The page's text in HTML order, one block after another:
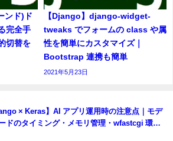
ンド)ド
完全手
切替を
【Django】django-widget-
tweaks でフォームの class や属
性を簡単にカスタマイズ｜
Bootstrap 連携も簡単
2021年5月23日
× Keras】AI アプリ運用時の注意点｜モデ
ドのタイミング・メモリ管理・wfastcgi 環境